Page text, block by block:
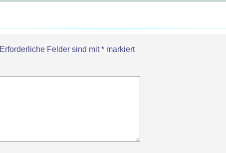
Erforderliche Felder sind mit* markiert